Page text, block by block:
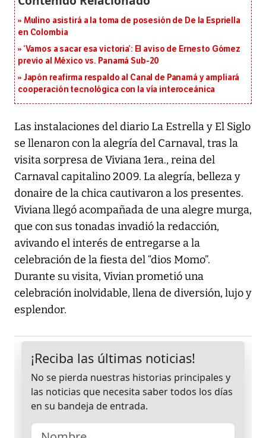
Mulino asistirá a la toma de posesión de De la Espriella
en Colombia
‘Vamos a sacar esa victoria’: El aviso de Ernesto Gómez
previo al México vs. Panamá Sub-20
Japón reafirma respaldo al Canal de Panamá y ampliará
cooperación tecnológica con la vía interoceánica
Las instalaciones del diario La Estrella y El Siglo
se llenaron con la alegría del Carnaval, tras la
visita sorpresa de Viviana 1era., reina del
Carnaval capitalino 2009. La alegría, belleza y
donaire de la chica cautivaron a los presentes.
Viviana llegó acompañada de una alegre murga,
que con sus tonadas invadió la redacción,
avivando el interés de entregarse a la
celebración de la fiesta del “dios Momo”.
Durante su visita, Vivian prometió una
celebración inolvidable, llena de diversión, lujo y
esplendor.